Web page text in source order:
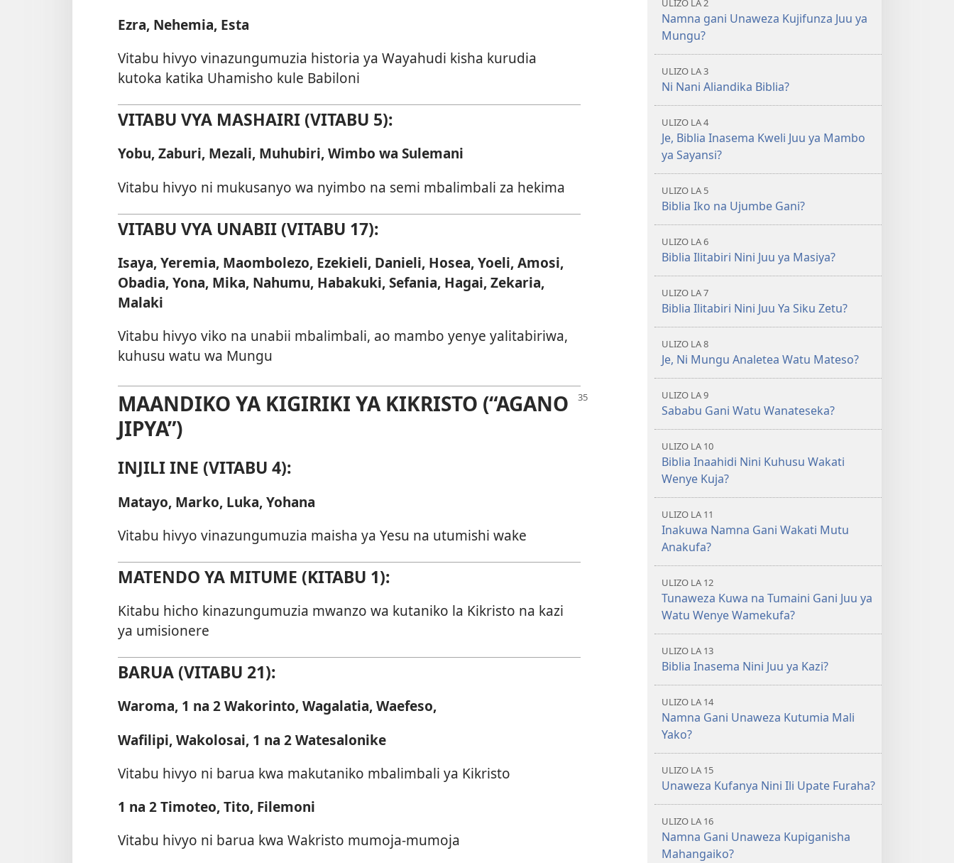
Ezra, Nehemia, Esta
Vitabu hivyo vinazungumuzia historia ya Wayahudi kisha kurudia
kutoka katika Uhamisho kule Babiloni
VITABU VYA MASHAIRI (VITABU 5):
Yobu, Zaburi, Mezali, Muhubiri, Wimbo wa Sulemani
Vitabu hivyo ni mukusanyo wa nyimbo na semi mbalimbali za hekima
VITABU VYA UNABII (VITABU 17):
Isaya, Yeremia, Maombolezo, Ezekieli, Danieli, Hosea, Yoeli, Amosi,
Obadia, Yona, Mika, Nahumu, Habakuki, Sefania, Hagai, Zekaria,
Malaki
Vitabu hivyo viko na unabii mbalimbali, ao mambo yenye yalitabiriwa,
kuhusu watu wa Mungu
MAANDIKO YA KIGIRIKI YA KIKRISTO (“AGANO
JIPYA”)
INJILI INE (VITABU 4):
Matayo, Marko, Luka, Yohana
Vitabu hivyo vinazungumuzia maisha ya Yesu na utumishi wake
MATENDO YA MITUME (KITABU 1):
Kitabu hicho kinazungumuzia mwanzo wa kutaniko la Kikristo na kazi
ya umisionere
BARUA (VITABU 21):
Waroma, 1 na 2 Wakorinto, Wagalatia, Waefeso,
Wafilipi, Wakolosai, 1 na 2 Watesalonike
Vitabu hivyo ni barua kwa makutaniko mbalimbali ya Kikristo
1 na 2 Timoteo, Tito, Filemoni
Vitabu hivyo ni barua kwa Wakristo mumoja-mumoja
2018)
ya
2018)
ULIZO LA 2
Namna gani Unaweza Kujifunza Juu ya
Mungu?
ULIZO LA 3
Ni Nani Aliandika Biblia?
ULIZO LA 4
Je, Biblia Inasema Kweli Juu ya Mambo
ya Sayansi?
ULIZO LA 5
Biblia Iko na Ujumbe Gani?
ULIZO LA 6
Biblia Ilitabiri Nini Juu ya Masiya?
ULIZO LA 7
Biblia Ilitabiri Nini Juu Ya Siku Zetu?
ULIZO LA 8
Je, Ni Mungu Analetea Watu Mateso?
ULIZO LA 9
Sababu Gani Watu Wanateseka?
ULIZO LA 10
Biblia Inaahidi Nini Kuhusu Wakati
Wenye Kuja?
ULIZO LA 11
Inakuwa Namna Gani Wakati Mutu
Anakufa?
ULIZO LA 12
Tunaweza Kuwa na Tumaini Gani Juu ya
Watu Wenye Wamekufa?
ULIZO LA 13
Biblia Inasema Nini Juu ya Kazi?
ULIZO LA 14
Namna Gani Unaweza Kutumia Mali
Yako?
ULIZO LA 15
Unaweza Kufanya Nini Ili Upate Furaha?
ULIZO LA 16
Namna Gani Unaweza Kupiganisha
Mahangaiko?